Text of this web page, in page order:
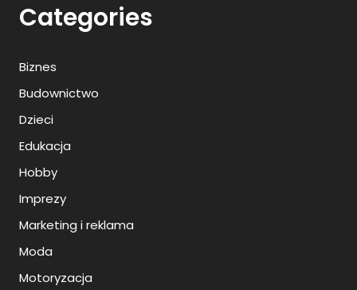
Categories
Biznes
Budownictwo
Dzieci
Edukacja
Hobby
Imprezy
Marketing i reklama
Moda
Motoryzacja